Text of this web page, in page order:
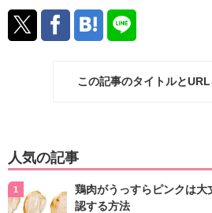
この記事のタイトルと
人気の記事
鶏肉がうっすらピンクは
認する方法